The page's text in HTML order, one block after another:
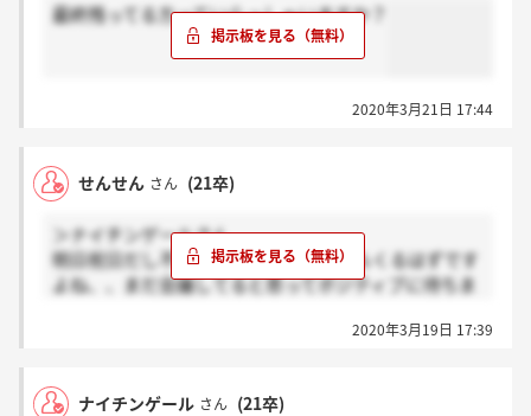
最終残ってる方っていらっしゃいますか？
2020年3月21日 17:44
せんせん さん (21卒)
＞ナイチンゲールさん
明日祝日だし不合格でも今日中にメールくるはずです
よね、、まだ会議してると思ってポジティブに待ちま
2020年3月19日 17:39
ナイチンゲール さん (21卒)